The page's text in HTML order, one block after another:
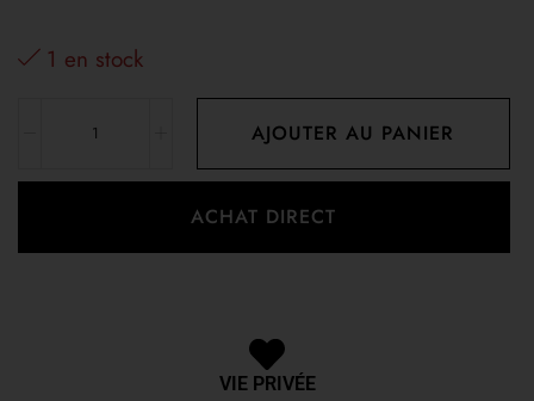
1 en stock
AJOUTER AU PANIER
ACHAT DIRECT
VIE PRIVÉE